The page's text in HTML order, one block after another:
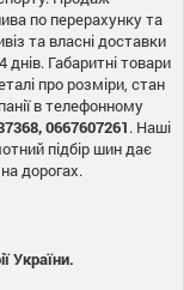
по перерахунку та
та власні доставки
днів. Габаритні товари
про розміри, стан
в телефонному
0667607261. Наші
підбір шин дає
дорогах.
України.